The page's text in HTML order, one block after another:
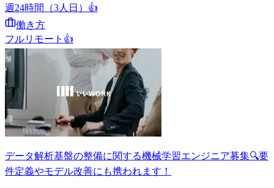
週24時間（3人日） 👍
働き方
フルリモート 👍
データ解析基盤の整備に関する機械学習エンジニア募集🔍要
件定義やモデル改善にも携われます！